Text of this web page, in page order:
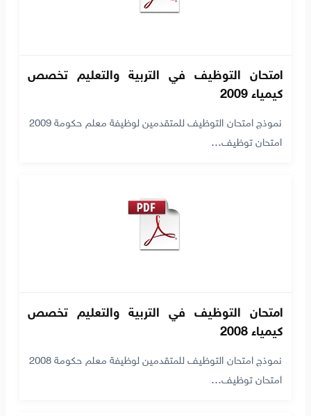
امتحان التوظيف في التربية والتعليم تخصص
كيمياء 2009
نموذج امتحان التوظيف للمتقدمين لوظيفة معلم حكومة 2009
امتحان توظيف…
امتحان التوظيف في التربية والتعليم تخصص
كيمياء 2008
نموذج امتحان التوظيف للمتقدمين لوظيفة معلم حكومة 2008
امتحان توظيف…